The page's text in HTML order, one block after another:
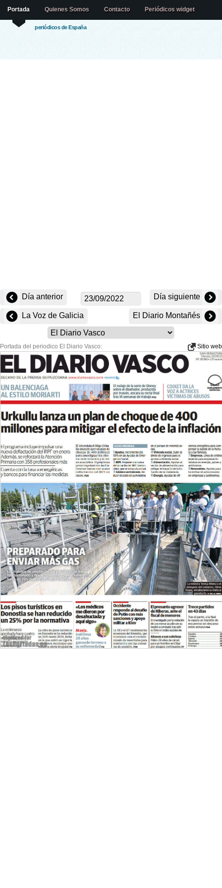
periódicos de España
Portada Quienes Somos Contacto Periódicos widget
Día anterior Día siguiente
La Voz de Galicia El Diario Montañés
Portada del periodico El Diario Vasco: Sitio web